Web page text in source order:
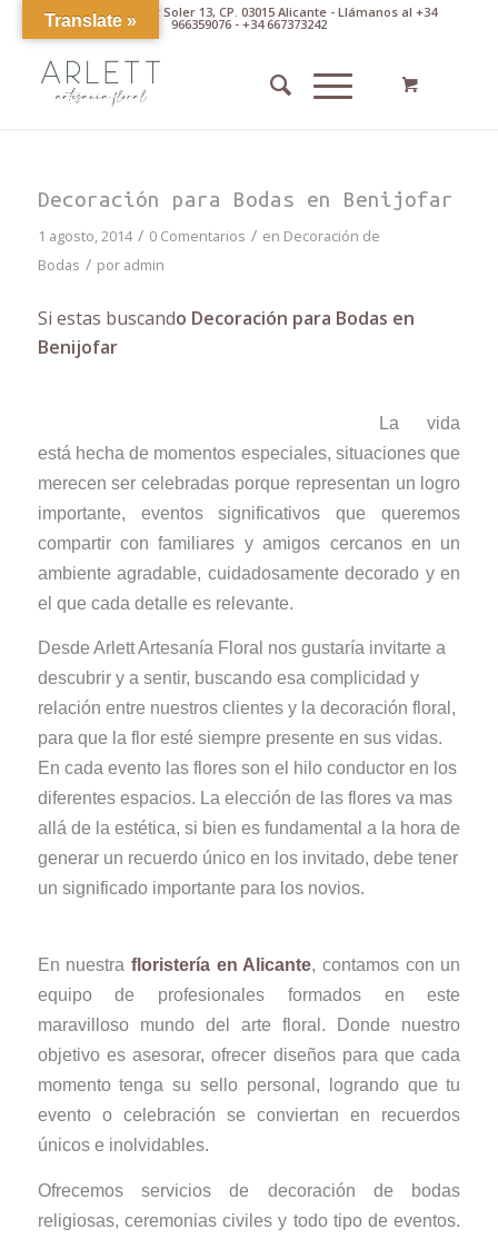
Av. Pintor Xavier Soler 13, CP. 03015 Alicante - Llámanos al +34
966359076 - +34 667373242
Decoración para Bodas en Benijofar
1 agosto, 2014 / 0 Comentarios / en Decoración de
Bodas / por admin
Si estas buscando Decoración para Bodas en
Benijofar
La vida
está hecha de momentos especiales, situaciones que
merecen ser celebradas porque representan un logro
importante, eventos significativos que queremos
compartir con familiares y amigos cercanos en un
ambiente agradable, cuidadosamente decorado y en
el que cada detalle es relevante.
Desde Arlett Artesanía Floral nos gustaría invitarte a
descubrir y a sentir, buscando esa complicidad y
relación entre nuestros clientes y la decoración floral,
para que la flor esté siempre presente en sus vidas.
En cada evento las flores son el hilo conductor en los
diferentes espacios. La elección de las flores va mas
allá de la estética, si bien es fundamental a la hora de
generar un recuerdo único en los invitado, debe tener
un significado importante para los novios.
En nuestra floristería en Alicante, contamos con un
equipo de profesionales formados en este
maravilloso mundo del arte floral. Donde nuestro
objetivo es asesorar, ofrecer diseños para que cada
momento tenga su sello personal, logrando que tu
evento o celebración se conviertan en recuerdos
únicos e inolvidables.
Ofrecemos servicios de decoración de bodas
religiosas, ceremonias civiles y todo tipo de eventos.
Translate »